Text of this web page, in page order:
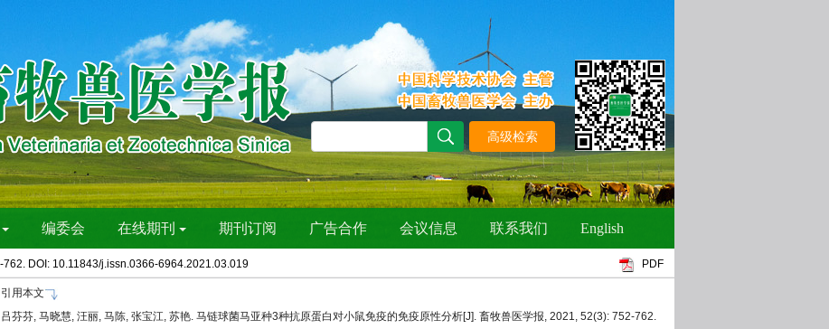
762. DOI: 10.11843/j.issn.0366-6964.2021.03.019 PDF
引用本文
吕芬芬, 马晓慧, 汪丽, 马陈, 张宝江, 苏艳. 马链球菌马亚种3种抗原蛋白对小鼠免疫的免疫原性分析[J]. 畜牧兽医学报, 2021, 52(3): 752-762.